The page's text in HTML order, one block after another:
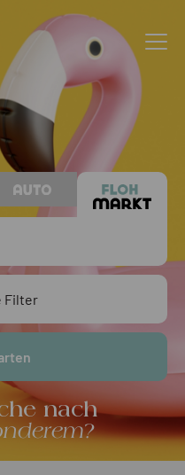
nach
Filter